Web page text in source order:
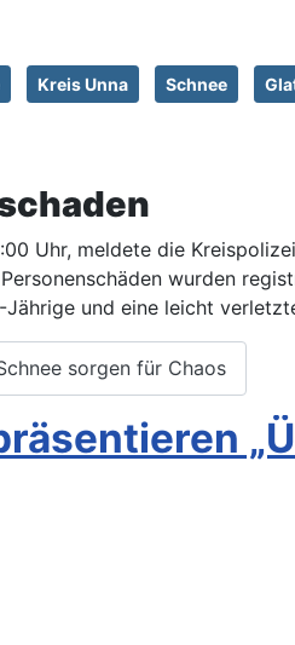
Kreis Unna Schnee
Uhr, meldete die
wurden
und eine leicht
sorgen für Chaos